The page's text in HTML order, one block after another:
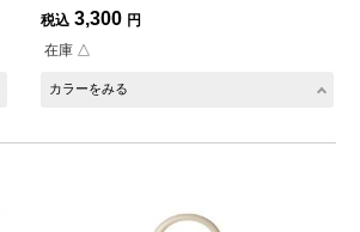
税込 3,300 円
在庫 △
カラーをみる